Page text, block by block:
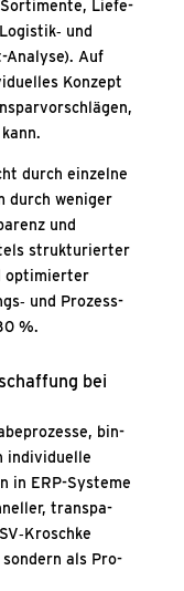
Sor­ti­men­te, Lie­fe­
und
Ana­ly­se). Auf
Kon­zept
durch ein­zel­ne
durch weni­ger
und
struk­tu­rier­ter
opti­mier­ter
und Pro­zess­
%.
bei
bin­
indi­vi­du­el­le
in ERP-Sys­te­me
trans­pa­
als Pro­